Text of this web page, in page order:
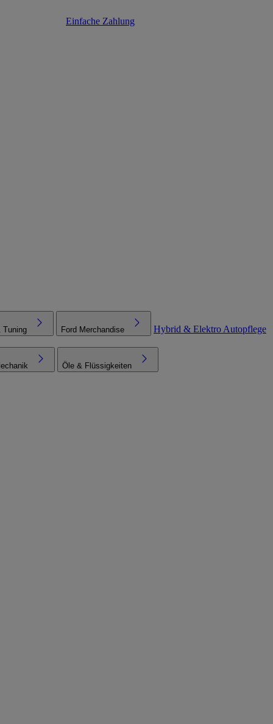
Einfache Zahlung
Tuning Ford Merchandise Hybrid & Elektro Autopflege
Öle & Flüssigkeiten